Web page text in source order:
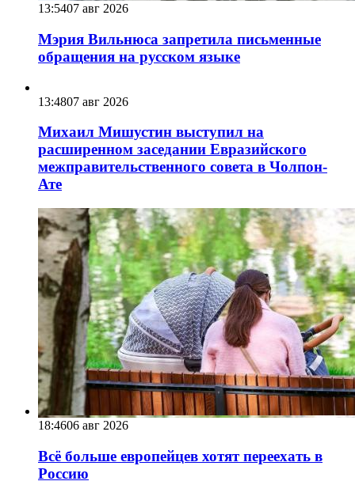
13:5407 авг 2026
Мэрия Вильнюса запретила письменные
обращения на русском языке
13:4807 авг 2026
Михаил Мишустин выступил на
расширенном заседании Евразийского
межправительственного совета в Чолпон-
Ате
18:4606 авг 2026
Всё больше европейцев хотят переехать в
Россию